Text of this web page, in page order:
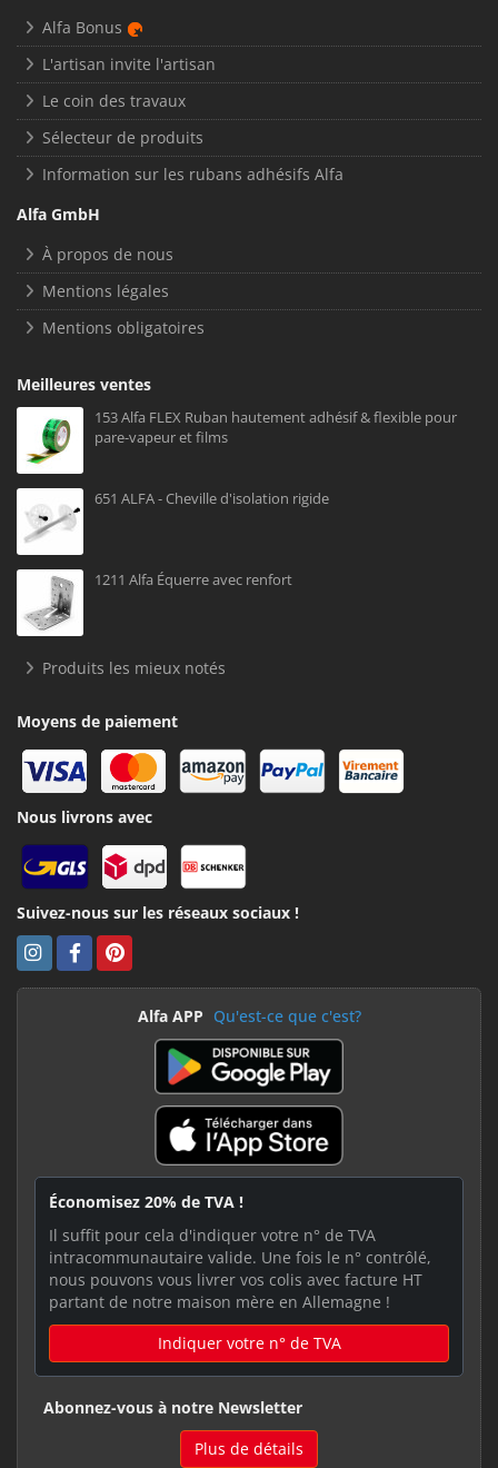
Alfa Bonus
L'artisan invite l'artisan
Le coin des travaux
Sélecteur de produits
Information sur les rubans adhésifs Alfa
Alfa GmbH
À propos de nous
Mentions légales
Mentions obligatoires
Meilleures ventes
153 Alfa FLEX Ruban hautement adhésif & flexible pour
pare-vapeur et films
651 ALFA - Cheville d'isolation rigide
1211 Alfa Équerre avec renfort
Produits les mieux notés
Moyens de paiement
Nous livrons avec
Suivez-nous sur les réseaux sociaux !
Alfa APP Qu'est-ce que c'est?
Économisez 20% de TVA !
Il suffit pour cela d'indiquer votre n° de TVA
intracommunautaire valide. Une fois le n° contrôlé,
nous pouvons vous livrer vos colis avec facture HT
partant de notre maison mère en Allemagne !
Indiquer votre n° de TVA
Abonnez-vous à notre Newsletter
Plus de détails